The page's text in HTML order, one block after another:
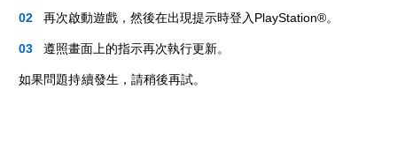
再次啟動遊戲，然後在出現提示時登入PlayStation®。
遵照畫面上的指示再次執行更新。
如果問題持續發生，請稍後再試。